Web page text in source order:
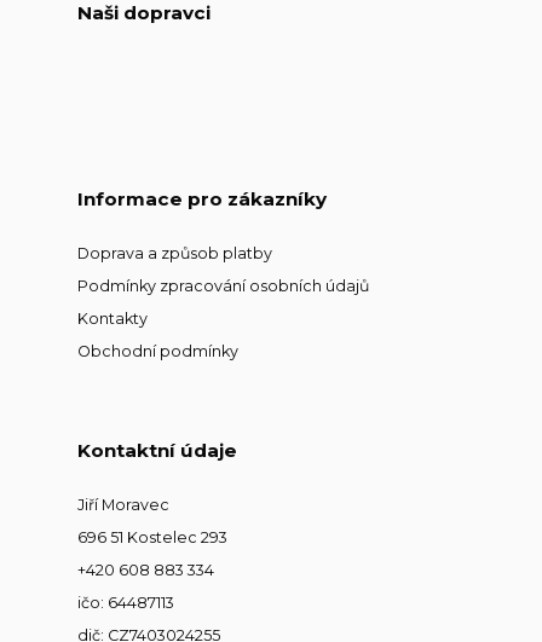
Naši dopravci
Informace pro zákazníky
Doprava a způsob platby
Podmínky zpracování osobních údajů
Kontakty
Obchodní podmínky
Kontaktní údaje
Jiří Moravec
696 51 Kostelec 293
+420 608 883 334
ičo: 64487113
dič: CZ7403024255